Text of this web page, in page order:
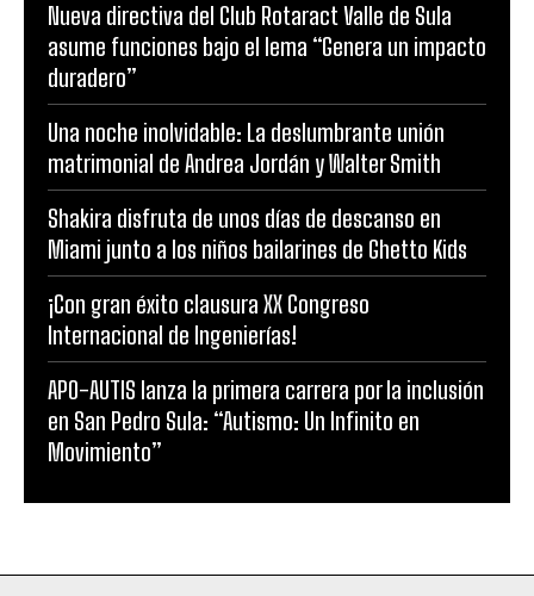
Nueva directiva del Club Rotaract Valle de Sula
asume funciones bajo el lema “Genera un impacto
duradero”
Una noche inolvidable: La deslumbrante unión
matrimonial de Andrea Jordán y Walter Smith
Shakira disfruta de unos días de descanso en
Miami junto a los niños bailarines de Ghetto Kids
¡Con gran éxito clausura XX Congreso
Internacional de Ingenierías!
APO-AUTIS lanza la primera carrera por la inclusión
en San Pedro Sula: “Autismo: Un Infinito en
Movimiento”